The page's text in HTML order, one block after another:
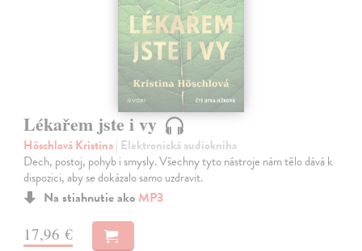
Lékařem jste i vy
Höschlová Kristina| Elektronická audiokniha
Dech, postoj, pohyb i smysly. Všechny tyto nástroje nám tělo dává k
dispozici, aby se dokázalo samo uzdravit.
Na stiahnutie ako MP3
17,96 €